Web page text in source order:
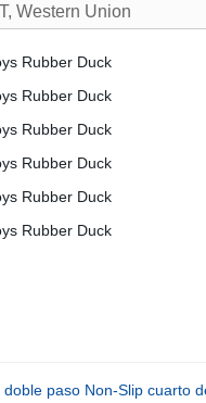
Western Union
paso Non-Slip cuarto